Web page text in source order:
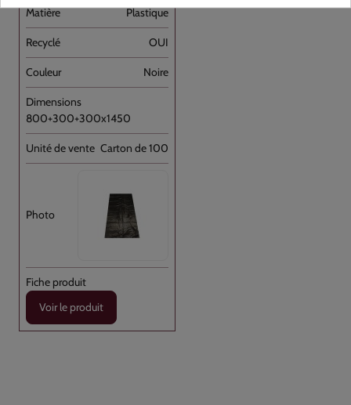
Plastique
OUI
Noire
800+300+300x1450
Carton de 100
Voir le produit